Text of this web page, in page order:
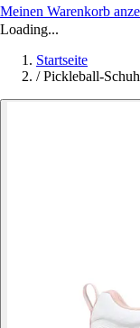
Meinen Warenkorb
Loading...
Startseite
/ Pickleball-